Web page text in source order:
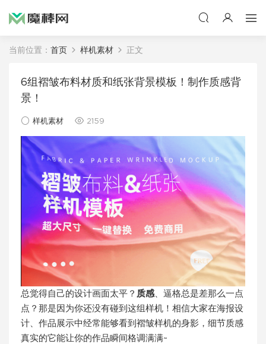
当前位置： 首页 样机素材 正文
6组褶皱布料材质和纸张背景模板！制作质感背
景！
样机素材 2159
总觉得自己的设计画面太平？ 质感、逼格总是差那么一点
点？那是因为你还没有碰到这组样机！相信大家在海报设
计、作品展示中经常能够看到褶皱样机的身影，细节质感
真实的它能让你的作品瞬间格调满满~